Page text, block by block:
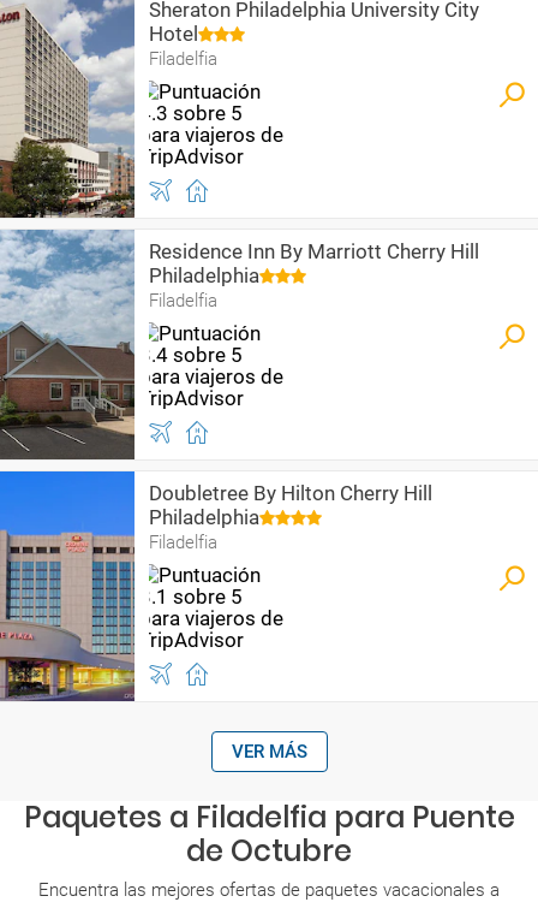
Sheraton Philadelphia University City
Hotel
Filadelfia
Residence Inn By Marriott Cherry Hill
Philadelphia
Filadelfia
Doubletree By Hilton Cherry Hill
Philadelphia
Filadelfia
VER MÁS
Paquetes a Filadelfia para Puente
de Octubre
Encuentra las mejores ofertas de paquetes vacacionales a